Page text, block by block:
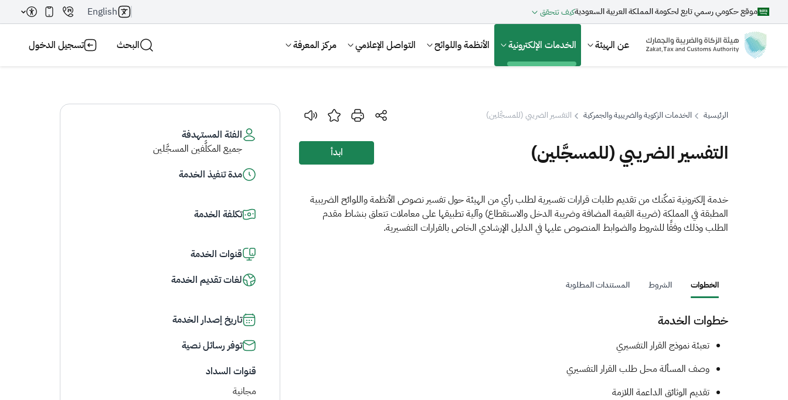
موقع حكومي رسمي تابع لحكومة المملكة العربية السعوديةكيف تتحقق English
عن الهيئة الخدمات الإلكترونية الأنظمة واللوائح التواصل الإعلامي مركز المعرفة البحث تسجيل الدخول
بحث
اقتراحات
الزكاة الجمارك ضريبة القيمة المضافة الإقرار الضريبي التصرفات العقارية
الرئيسية الخدمات الزكوية والضريبية والجمركية التفسير الضريبي (للمسجَّلين)
التفسير الضريبي (للمسجَّلين) ابدأ
خدمة إلكترونية تمكّنك من تقديم طلبات قرارات تفسيرية لطلب رأي من الهيئة حول تفسير نصوص الأنظمة واللوائح الضريبية
المطبقة في المملكة (ضريبة القيمة المضافة وضريبة الدخل والاستقطاع) وآلية تطبيقها على معاملات تتعلق بنشاط مقدم
الطلب وذلك وفقًا للشروط والضوابط المنصوص عليها في الدليل الإرشادي الخاص بالقرارات التفسيرية.
الخطوات الشروط المستندات المطلوبة
خطوات الخدمة
​​تعبئة نموذج القرار التفسيري
وصف المسألة محل طلب القرار التفسيري
تقديم الوثائق الداعمة اللازمة
الفئة المستهدفة
جميع المكلَّفين المسجَّلين
مدة تنفيذ الخدمة
تكلفة الخدمة
قنوات الخدمة
لغات تقديم الخدمة
تاريخ إصدار الخدمة
توفر رسائل نصية
قنوات السداد
مجانية